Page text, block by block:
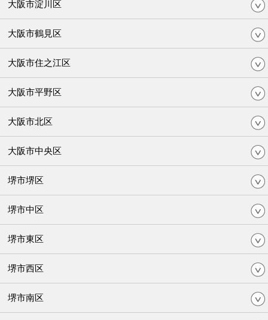
大阪市淀川区
大阪市鶴見区
大阪市住之江区
大阪市平野区
大阪市北区
大阪市中央区
堺市堺区
堺市中区
堺市東区
堺市西区
堺市南区